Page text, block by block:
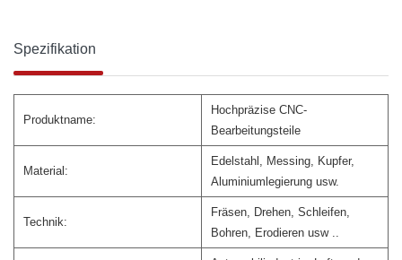
Spezifikation
Produktname:
Hochpräzise CNC-
Bearbeitungsteile
Material:
Edelstahl, Messing, Kupfer,
Aluminiumlegierung usw.
Technik:
Fräsen, Drehen, Schleifen,
Bohren, Erodieren usw ..